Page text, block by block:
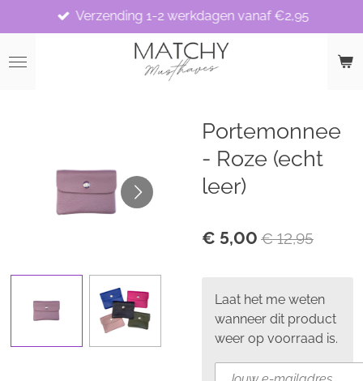
direct
naar
Verzending 1-2 werkdagen vanaf €2,95
Portemonnee
- Roze (echt
leer)
€ 5,00 € 12,95
Laat het me weten
wanneer dit product
weer op voorraad is.